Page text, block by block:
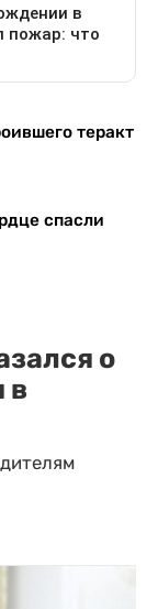
теракт
спасли
о
в